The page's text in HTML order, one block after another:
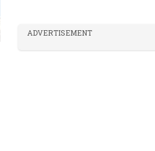
ADVERTISEMENT